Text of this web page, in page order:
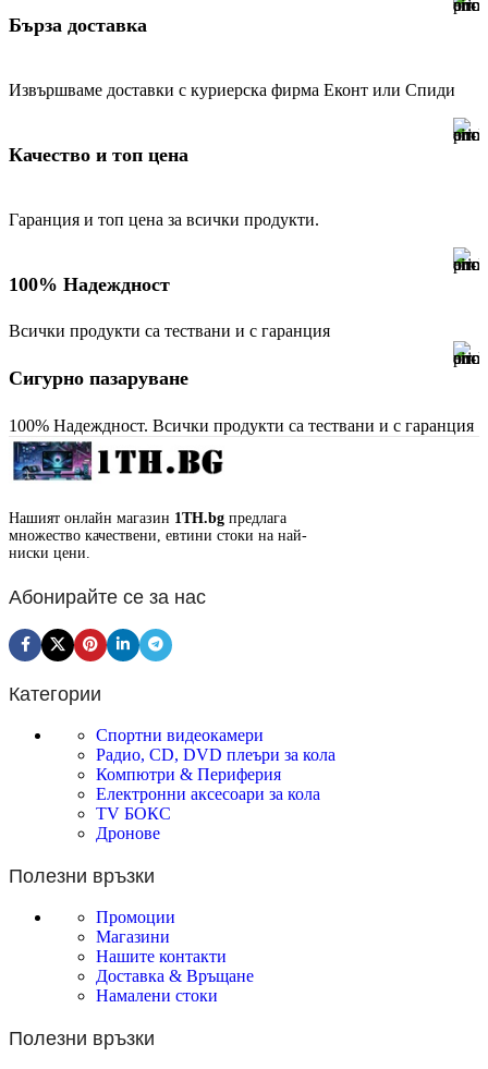
Бърза доставка
Извършваме доставки с куриерска фирма Еконт или Спиди
Качество и топ цена
Гаранция и топ цена за всички продукти.
100% Надеждност
Всички продукти са тествани и с гаранция
Сигурно пазаруване
100% Надеждност. Всички продукти са тествани и с гаранция
Нашият онлайн магазин 1TH.bg предлага
множество качествени, евтини стоки на най-
ниски цени.
Абонирайте се за нас
Категории
Спортни видеокамери
Радио, CD, DVD плеъри за кола
Компютри & Периферия
Електронни аксесоари за кола
TV БОКС
Дронове
Полезни връзки
Промоции
Магазини
Нашите контакти
Доставка & Връщане
Намалени стоки
Полезни връзки